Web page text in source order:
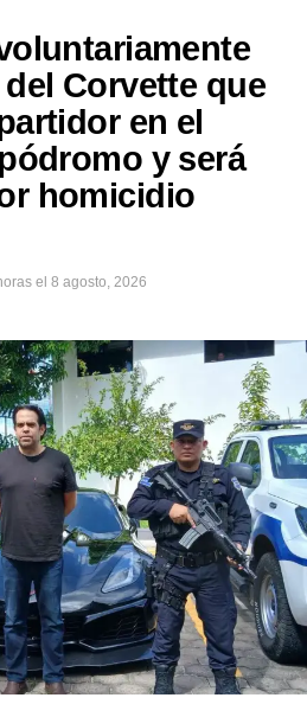
reserva para proteger la
las víctimas. La sentencia
claro contra quienes abusan de
en el sistema educativo.
y fiscales reiteraron su
con rigor este tipo de delitos
Corvette que
en el
y será
homicidio
el 8 agosto, 2026